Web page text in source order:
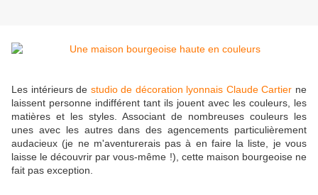
Les intérieurs de studio de décoration lyonnais Claude Cartier ne
laissent personne indifférent tant ils jouent avec les couleurs, les
matières et les styles. Associant de nombreuses couleurs les
unes avec les autres dans des agencements particulièrement
audacieux (je ne m'aventurerais pas à en faire la liste, je vous
laisse le découvrir par vous-même !), cette maison bourgeoise ne
fait pas exception.